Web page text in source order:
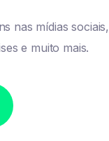
parceiros
nas mídias sociais,
e muito mais.